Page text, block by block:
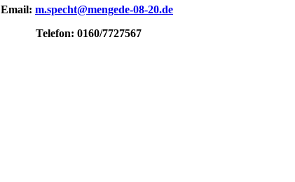
Email: m.specht@mengede-08-20.de
Telefon: 0160/7727567